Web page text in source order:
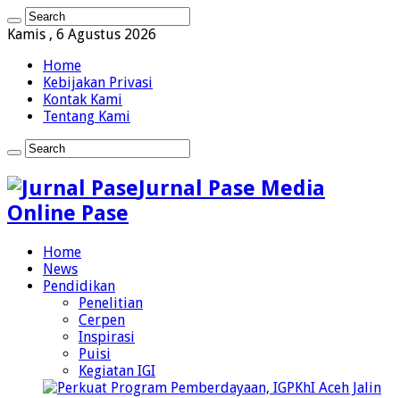
Kamis , 6 Agustus 2026
Home
Kebijakan Privasi
Kontak Kami
Tentang Kami
Jurnal Pase Media
Online Pase
Home
News
Pendidikan
Penelitian
Cerpen
Inspirasi
Puisi
Kegiatan IGI